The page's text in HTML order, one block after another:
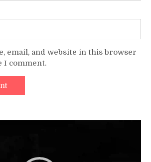
email, and website in this browser
I comment.